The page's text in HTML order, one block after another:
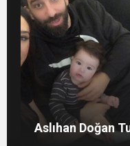
Evlat mücadelesi veren baba: “Biz
ağlarken HDP’liler düğün yapıyor”
Aslıhan Doğan
Merve